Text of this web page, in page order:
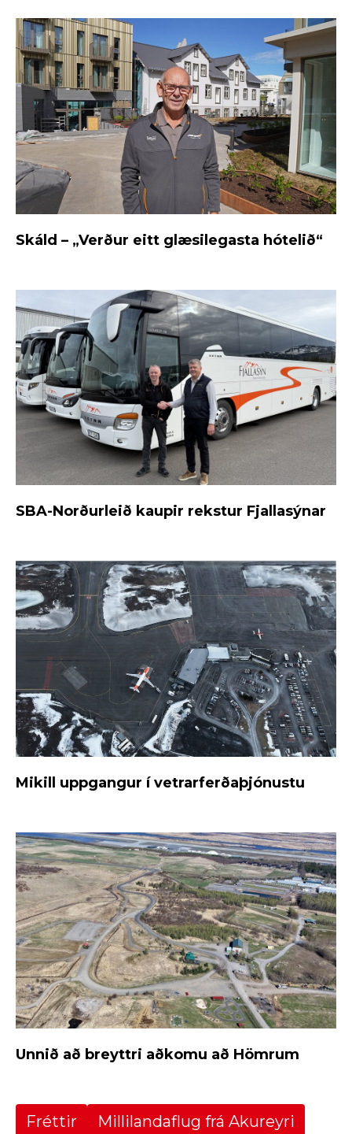
Skáld – „Verður eitt glæsilegasta hótelið“
SBA-Norðurleið kaupir rekstur Fjallasýnar
Mikill uppgangur í vetrarferðaþjónustu
Unnið að breyttri aðkomu að Hömrum
Fréttir Millilandaflug frá Akureyri